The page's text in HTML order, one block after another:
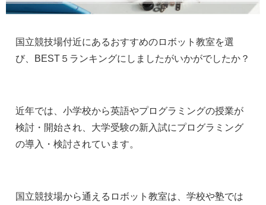
国立競技場付近にあるおすすめのロボット教室を選
び、BEST５ランキングにしましたがいかがでしたか？
近年では、小学校から英語やプログラミングの授業が
検討・開始され、大学受験の新入試にプログラミング
の導入・検討されています。
国立競技場から通えるロボット教室は、学校や塾では